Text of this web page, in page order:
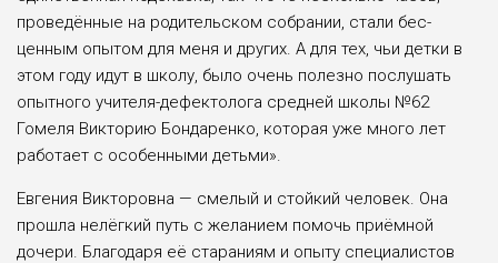
проведённые на родительском собрании, стали бес­
ценным опытом для меня и других. А для тех, чьи детки в
этом году идут в школу, было очень полезно послу­шать
опытного учителя-дефектолога средней школы №62
Гомеля Викто­рию Бондаренко, которая уже много лет
работает с особенными детьми».
Евгения Викторовна — смелый и стойкий человек. Она
прошла нелёг­кий путь с желанием помочь приём­ной
дочери. Благодаря её стараниям и опыту специалистов